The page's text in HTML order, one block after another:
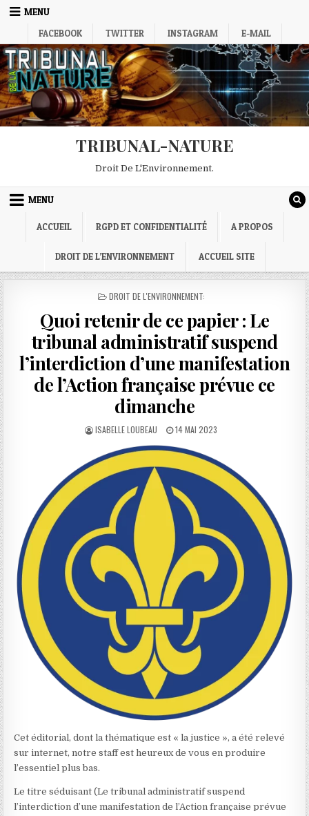
Skip
MENU
FACEBOOK
TWITTER INSTAGRAM E-MAIL
TRIBUNAL-NATURE
Droit De L'Environnement.
MENU
ACCUEIL RGPD ET CONFIDENTIALITÉ A PROPOS
DROIT DE L’ENVIRONNEMENT ACCUEIL SITE
POSTED
DROIT DE L'ENVIRONNEMENT:
Quoi retenir de ce papier : Le
tribunal administratif suspend
l’interdiction d’une manifestation
de l’Action française prévue ce
dimanche
AUTHOR:
ISABELLE LOUBEAU
PUBLISHED
14 MAI 2023
Cet éditorial, dont la thématique est « la justice », a été relevé
sur internet, notre staff est heureux de vous en produire
l’essentiel plus bas.
Le titre séduisant (Le tribunal administratif suspend
l’interdiction d’une manifestation de l’Action française prévue